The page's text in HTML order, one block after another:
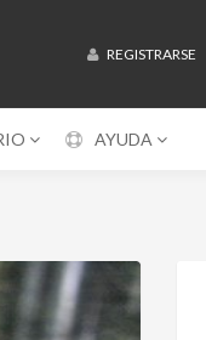
REGISTRARSE
AYUDA